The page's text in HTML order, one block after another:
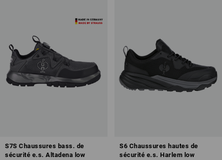
S7S Chaussures bass. de
sécurité e.s. Altadena low
S6 Chaussures hautes de
sécurité e.s. Harlem low